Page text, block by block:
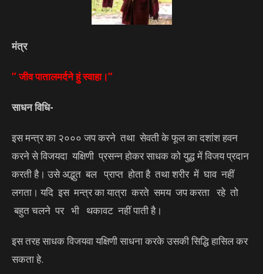
मंत्र
” जीव पातालमर्दने हुं स्वाहा।”
साधन विधि-
इस मन्त्र का २००० जप करने तथा सेवती के फूल का दशांश हवन
करने से विजयदा यक्षिणी प्रसन्न होकर साधक को युद्ध में विजय प्रदान
करती है। उसे अद्भुत बल प्राप्त होता है तथा शरीर में घाव नहीं
लगता। यदि इस मन्त्र का यात्रा करते समय जप करता रहे तो
बहुत चलने पर भी थकावट नहीं पाती है।
इस तरह साधक विजयवा यक्षिणी साधना करके उसकी सिद्धि हासिल कर
सकता हे.